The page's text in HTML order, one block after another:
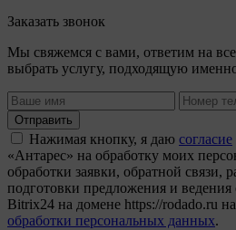
Заказать звонок
Мы свяжемся с вами, ответим на
выбрать услугу, подходящую
Отправить
Нажимая кнопку, я даю согласие
«Антарес» на обработку моих
обработки заявки, обратной связи,
подготовки предложения и
Bitrix24 на домене https://rodado.ru
обработки персональных данных.